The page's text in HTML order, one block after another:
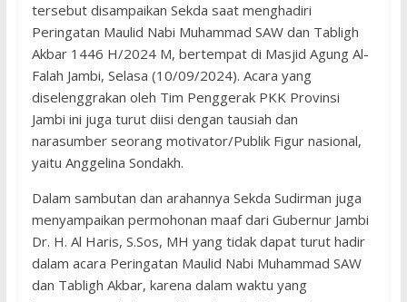
tersebut disampaikan Sekda saat menghadiri
Peringatan Maulid Nabi Muhammad SAW dan Tabligh
Akbar 1446 H/2024 M, bertempat di Masjid Agung Al-
Falah Jambi, Selasa (10/09/2024). Acara yang
diselenggrakan oleh Tim Penggerak PKK Provinsi
Jambi ini juga turut diisi dengan tausiah dan
narasumber seorang motivator/Publik Figur nasional,
yaitu Anggelina Sondakh.
Dalam sambutan dan arahannya Sekda Sudirman juga
menyampaikan permohonan maaf dari Gubernur Jambi
Dr. H. Al Haris, S.Sos, MH yang tidak dapat turut hadir
dalam acara Peringatan Maulid Nabi Muhammad SAW
dan Tabligh Akbar, karena dalam waktu yang